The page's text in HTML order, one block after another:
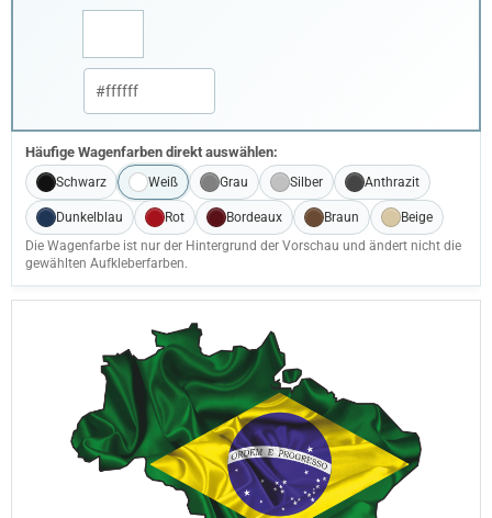
Häufige Wagenfarben direkt auswählen:
Schwarz Weiß Grau Silber Anthrazit
Dunkelblau Rot Bordeaux Braun
Beige
Die Wagenfarbe ist nur der Hintergrund der Vorschau und ändert nicht die
gewählten Aufkleberfarben.